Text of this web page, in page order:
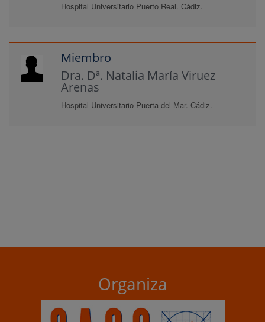
Hospital Universitario Puerto Real. Cádiz.
Miembro
Dra. Dª. Natalia María Viruez
Arenas
Hospital Universitario Puerta del Mar. Cádiz.
Organiza